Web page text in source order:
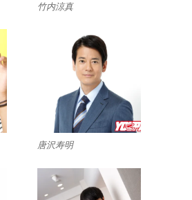
竹内涼真
唐沢寿明